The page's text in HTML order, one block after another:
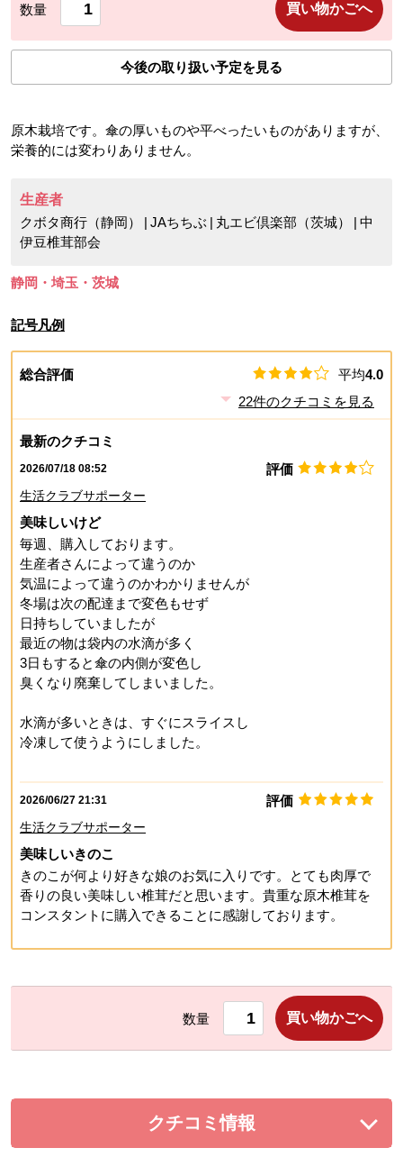
数量 買い物かごへ
今後の取り扱い予定を見る
原木栽培です。傘の厚いものや平べったいものがありますが、
栄養的には変わりありません。
生産者
クボタ商行（静岡）
| JAちちぶ | 丸エビ倶楽部（茨城） | 中
伊豆椎茸部会
静岡・埼玉・茨城
記号凡例
総合評価 平均4.0
22件のクチコミを見る
最新のクチコミ
2026/07/18 08:52 評価
生活クラブサポーター
美味しいけど
毎週、購入しております。
生産者さんによって違うのか
気温によって違うのかわかりませんが
冬場は次の配達まで変色もせず
日持ちしていましたが
最近の物は袋内の水滴が多く
3日もすると傘の内側が変色し
臭くなり廃棄してしまいました。
水滴が多いときは、すぐにスライスし
冷凍して使うようにしました。
2026/06/27 21:31 評価
生活クラブサポーター
美味しいきのこ
きのこが何より好きな娘のお気に入りです。とても肉厚で
香りの良い美味しい椎茸だと思います。貴重な原木椎茸を
コンスタントに購入できることに感謝しております。
数量 買い物かごへ
クチコミ情報
を展開する。